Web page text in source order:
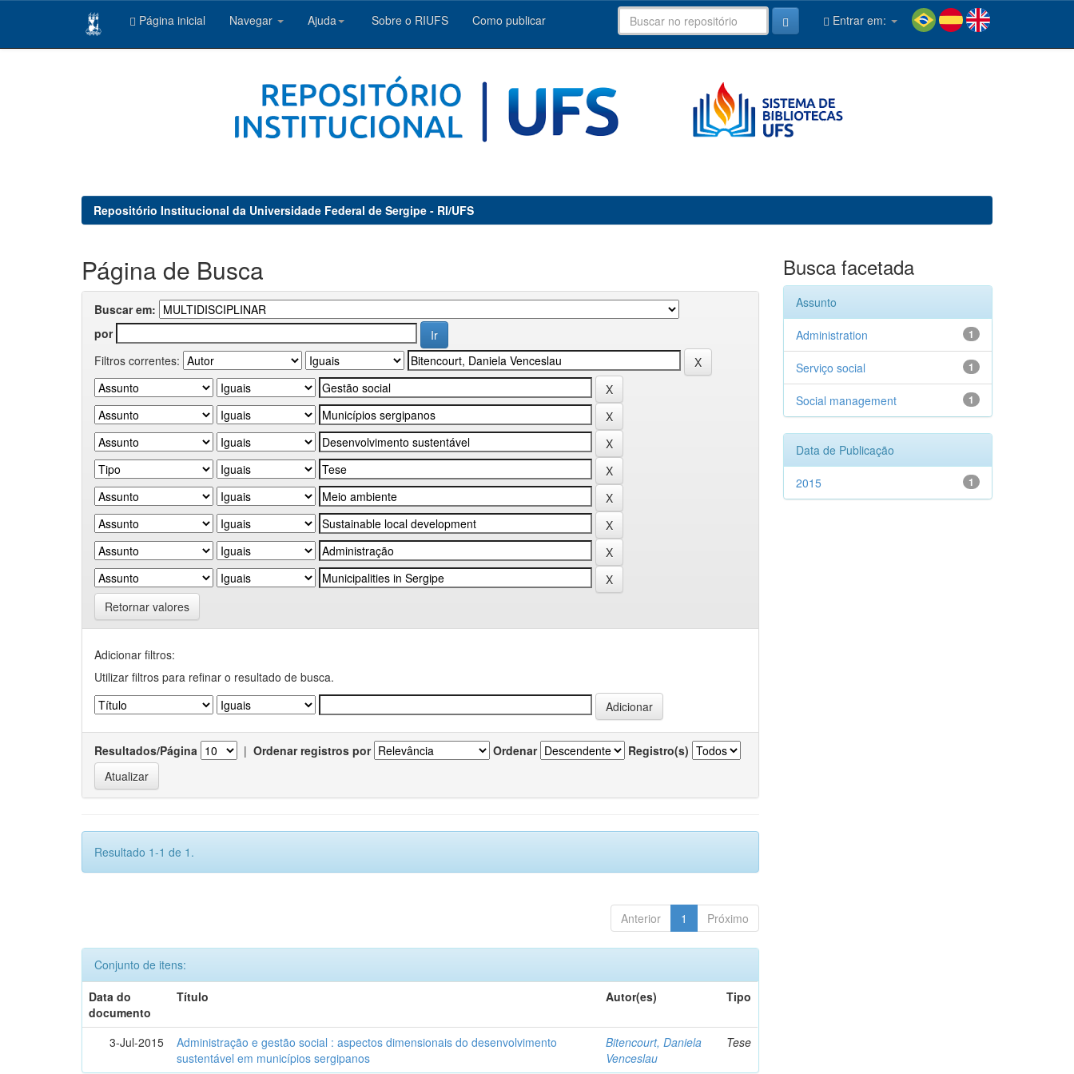
Página inicial Navegar Ajuda Sobre o RIUFS Como publicar Entrar em:
Repositório Institucional da Universidade Federal de Sergipe - RI/UFS
Página de Busca
Buscar em:
por
Filtros correntes:
Retornar valores
Adicionar filtros:
Utilizar filtros para refinar o resultado de busca.
Resultados/Página | Ordenar registros por Ordenar Registro(s)
Resultado 1-1 de 1.
Anterior 1 Próximo
Conjunto de itens:
Data do
documento
Título Autor(es) Tipo
3-Jul-2015
Administração e gestão social : aspectos dimensionais do desenvolvimento
sustentável em municípios sergipanos
Bitencourt, Daniela
Venceslau
Tese
Busca facetada
Assunto
1
Administration
1
Serviço social
1
Social management
Data de Publicação
1
2015